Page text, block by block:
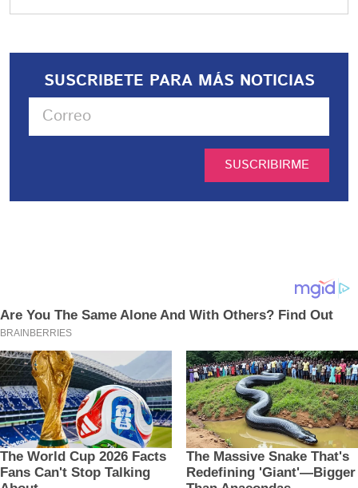
SUSCRIBETE PARA MÁS NOTICIAS
SUSCRIBIRME